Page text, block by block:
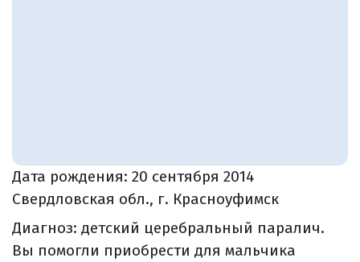
Дата рождения: 20 сентября 2014
Свердловская обл., г. Красноуфимск
Диагноз: детский церебральный паралич.
Вы помогли приобрести для мальчика